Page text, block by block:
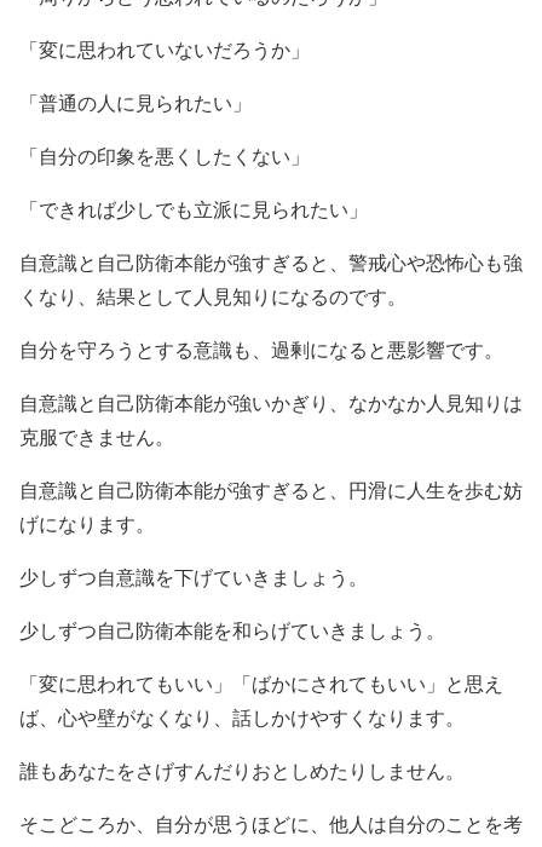
「変に思われていないだろうか」
「普通の人に見られたい」
「自分の印象を悪くしたくない」
「できれば少しでも立派に見られたい」
自意識と自己防衛本能が強すぎると、警戒心や恐怖心も強
くなり、結果として人見知りになるのです。
自分を守ろうとする意識も、過剰になると悪影響です。
自意識と自己防衛本能が強いかぎり、なかなか人見知りは
克服できません。
自意識と自己防衛本能が強すぎると、円滑に人生を歩む妨
げになります。
少しずつ自意識を下げていきましょう。
少しずつ自己防衛本能を和らげていきましょう。
「変に思われてもいい」「ばかにされてもいい」と思え
ば、心や壁がなくなり、話しかけやすくなります。
誰もあなたをさげすんだりおとしめたりしません。
そこどころか、自分が思うほどに、他人は自分のことを考